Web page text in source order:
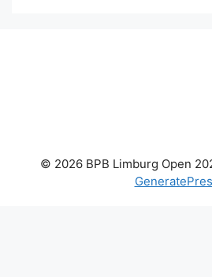
© 2026 BPB Limburg Open